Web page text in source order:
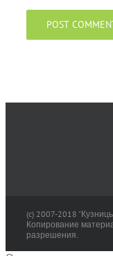
(c) 2007-2018
Копирование
разрешения.